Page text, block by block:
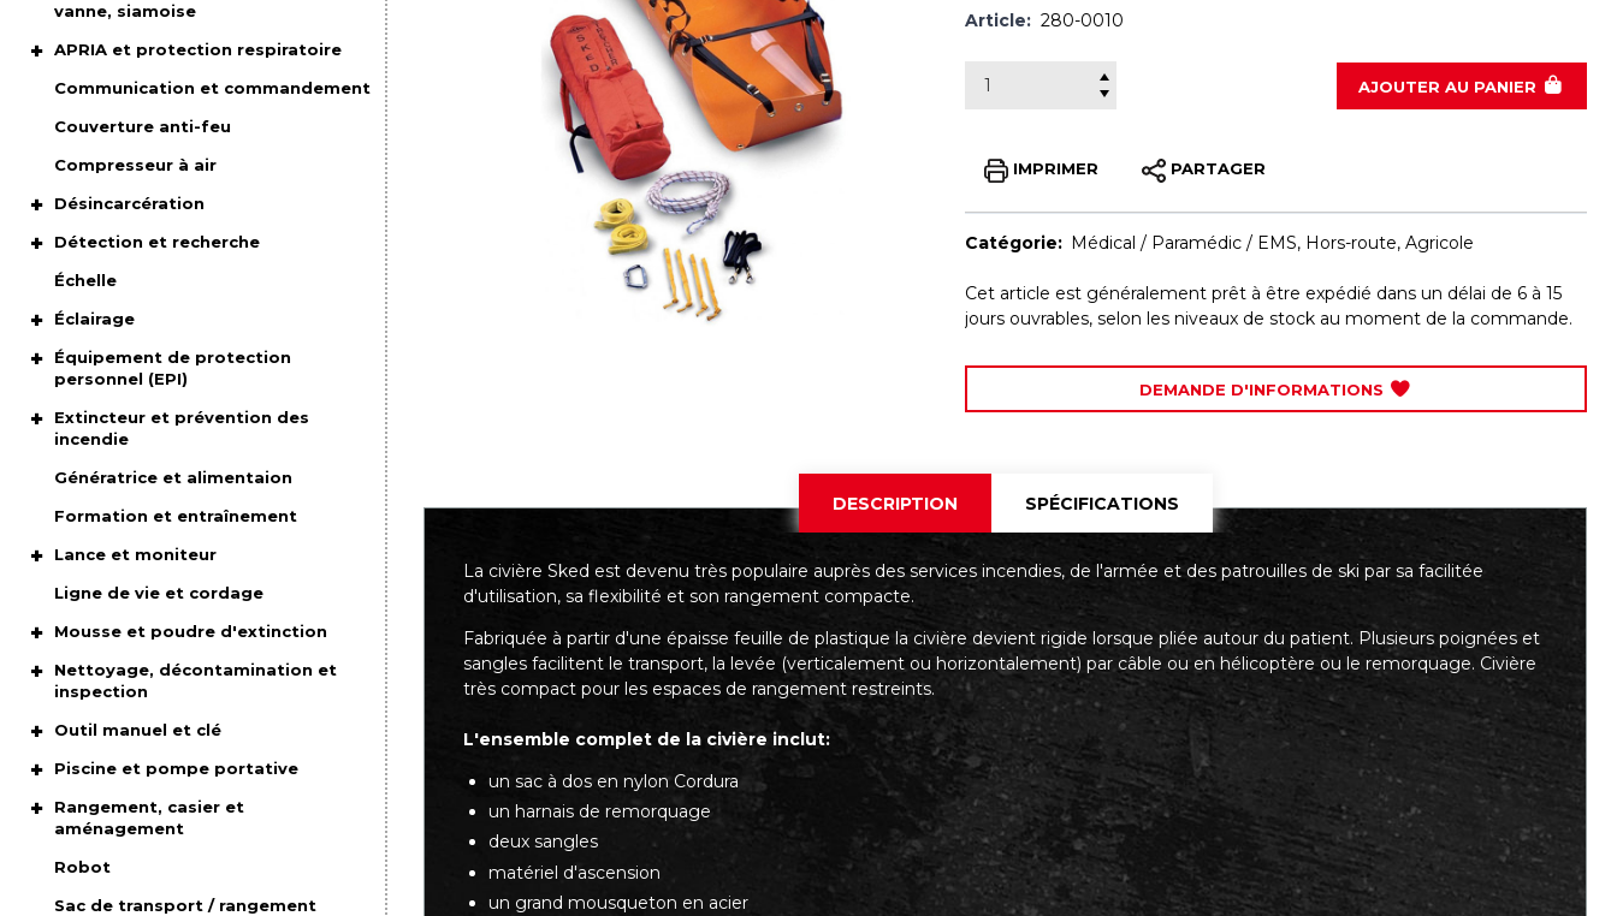
vanne, siamoise
APRIA et protection respiratoire
Communication et commandement
Couverture anti-feu
Compresseur à air
Désincarcération
Détection et recherche
Échelle
Éclairage
Équipement de protection
personnel (EPI)
Extincteur et prévention des
incendie
Génératrice et alimentaion
Formation et entraînement
Lance et moniteur
Ligne de vie et cordage
Mousse et poudre d'extinction
Nettoyage, décontamination et
inspection
Outil manuel et clé
Piscine et pompe portative
Rangement, casier et
aménagement
Robot
Sac de transport / rangement
Article: 280-0010
AJOUTER280-0010
AU PANIER
IMPRIMER PARTAGER
Catégorie: Médical / Paramédic / EMS, Hors-route,Agricole
Cet article est généralement prêt à être expédié dans un délai de 6 à 15
jours ouvrables, selon les niveaux de stock au moment de la commande.
DEMANDE D'INFORMATIONS
DESCRIPTION SPÉCIFICATIONS
La civière Sked est devenu très populaire auprès des services incendies, de l'armée et des patrouilles de ski par sa facilitée
d'utilisation, sa flexibilité et son rangement compacte.
Fabriquée à partir d'une épaisse feuille de plastique la civière devient rigide lorsque pliée autour du patient. Plusieurs poignées et
sangles facilitent le transport, la levée (verticalement ou horizontalement) par câble ou en hélicoptère ou le remorquage. Civière
très compact pour les espaces de rangement restreints.
L'ensemble complet de la civière inclut:
un sac à dos en nylon Cordura
un harnais de remorquage
deux sangles
matériel d'ascension
un grand mousqueton en acier